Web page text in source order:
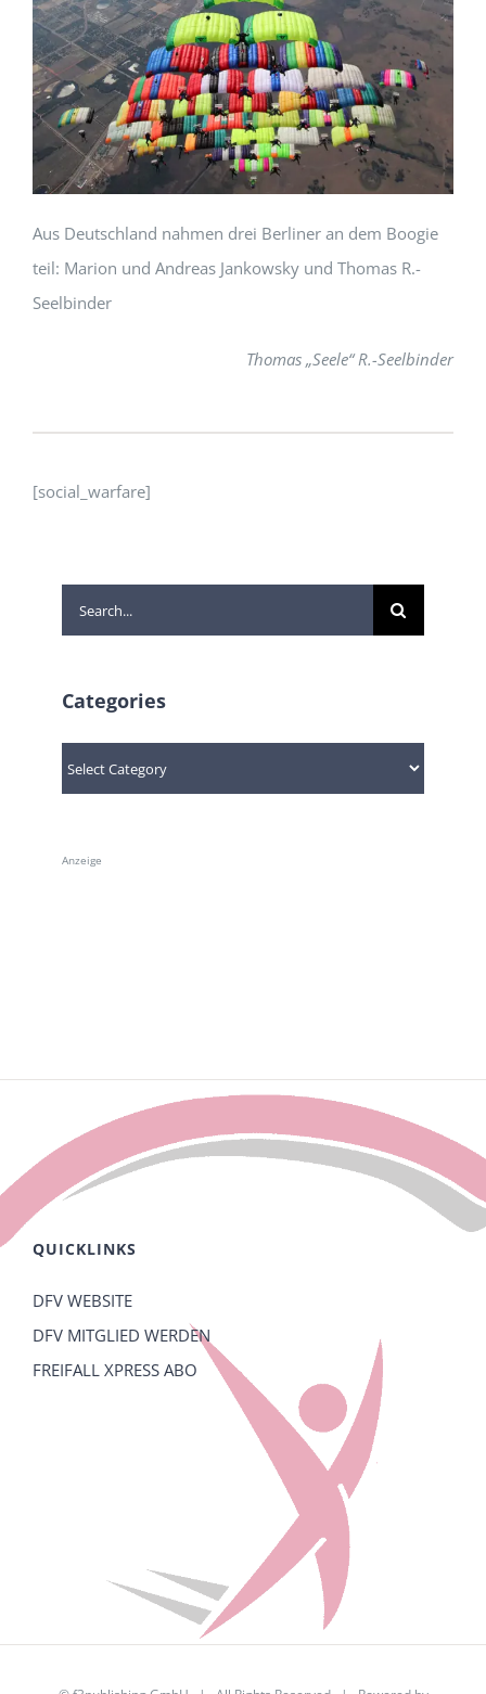
Aus Deutschland nahmen drei Berliner an dem Boogie
teil: Marion und Andreas Jankowsky und Thomas R.-
Seelbinder
Thomas „Seele“ R.-Seelbinder
[social_warfare]
Search
for:
Categories
Categories
Anzeige
QUICKLINKS
DFV WEBSITE
DFV MITGLIED WERDEN
FREIFALL XPRESS ABO